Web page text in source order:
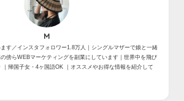
M
す／インスタフォロワー1.8万人｜シングルマザーで娘と一緒
傍らWEBマーケティングを副業にしています｜世界中を飛び
｜帰国子女・4ヶ国語OK ｜オススメやお得な情報を紹介して